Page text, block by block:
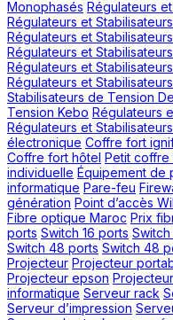
Monophasés Régulateurs
Régulateurs et
Régulateurs et
Régulateurs et
Régulateurs et
Régulateurs et
Stabilisateurs de Tension
Tension Kebo Régulateurs
Régulateurs et
électronique Coffre fort
Coffre fort hôtel Petit coffre
individuelle Équipement de
informatique Pare-feu
génération Point d’accès
Fibre optique Maroc Prix
ports Switch 16 ports
Switch 48 ports Switch 48
Projecteur Projecteur
Projecteur epson
informatique Serveur rack
Serveur d’impression